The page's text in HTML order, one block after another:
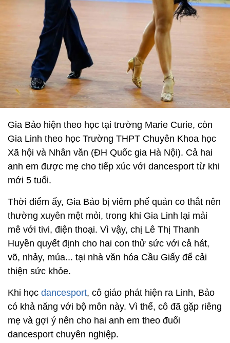
Gia Bảo hiện theo học tại trường Marie Curie, còn
Gia Linh theo học Trường THPT Chuyên Khoa học
Xã hội và Nhân văn (ĐH Quốc gia Hà Nội). Cả hai
anh em được mẹ cho tiếp xúc với dancesport từ khi
mới 5 tuổi.
Thời điểm ấy, Gia Bảo bị viêm phế quản co thắt nên
thường xuyên mệt mỏi, trong khi Gia Linh lại mải
mê với tivi, điện thoại. Vì vậy, chị Lê Thị Thanh
Huyền quyết định cho hai con thử sức với cả hát,
võ, nhảy, múa... tại nhà văn hóa Cầu Giấy để cải
thiện sức khỏe.
Khi học dancesport, cô giáo phát hiện ra Linh, Bảo
có khả năng với bộ môn này. Vì thế, cô đã gặp riêng
mẹ và gợi ý nên cho hai anh em theo đuổi
dancesport chuyên nghiệp.